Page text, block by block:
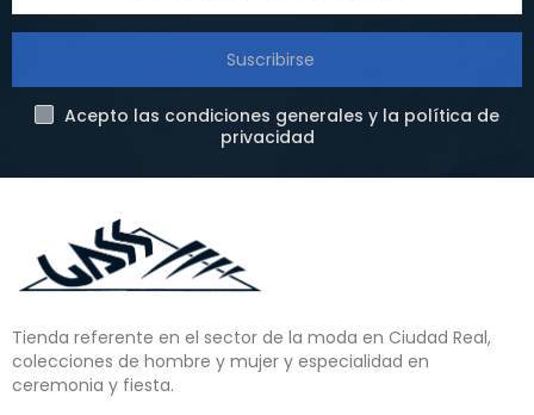
Suscribirse
Acepto las condiciones generales y la política de
privacidad
Tienda referente en el sector de la moda en Ciudad Real,
colecciones de hombre y mujer y especialidad en
ceremonia y fiesta.